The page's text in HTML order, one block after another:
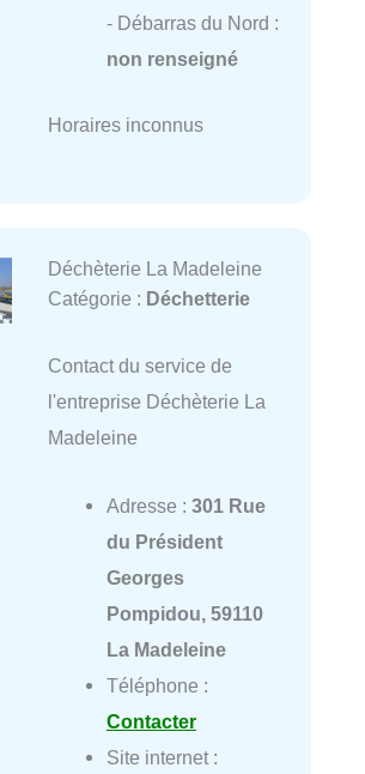
- Débarras du Nord :
non renseigné
Horaires inconnus
Déchèterie La Madeleine
Catégorie : Déchetterie
Contact du service de
l'entreprise Déchèterie La
Madeleine
Adresse : 301 Rue
du Président
Georges
Pompidou, 59110
La Madeleine
Téléphone :
Contacter
Site internet :